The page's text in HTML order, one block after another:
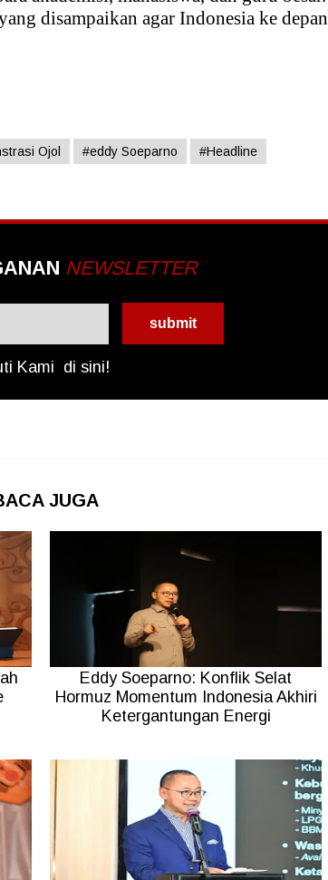
disampaikan agar Indonesia ke depan
Ojol #eddy Soeparno
#Headline
NEWSLETTER
Kami di sini!
JUGA
Eddy Soeparno: Konflik Selat
Hormuz Momentum Indonesia Akhiri
Ketergantungan Energi